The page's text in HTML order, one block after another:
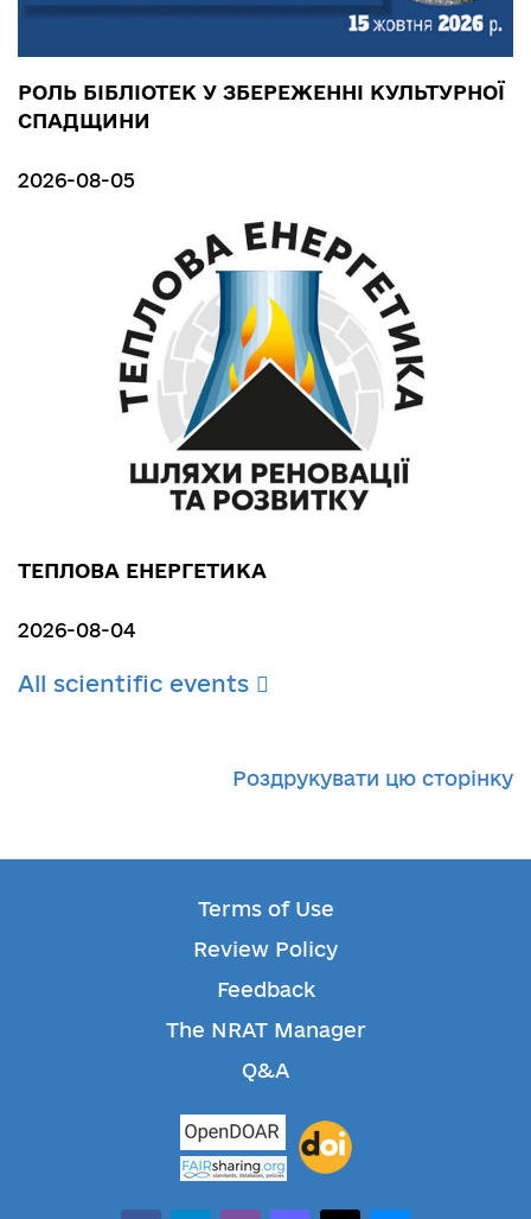
РОЛЬ БІБЛІОТЕК У ЗБЕРЕЖЕННІ КУЛЬТУРНОЇ
СПАДЩИНИ
2026-08-05
ТЕПЛОВА ЕНЕРГЕТИКА
2026-08-04
All scientific events
Роздрукувати цю сторінку
Terms of Use
Review Policy
Feedback
The NRAT Manager
Q&A